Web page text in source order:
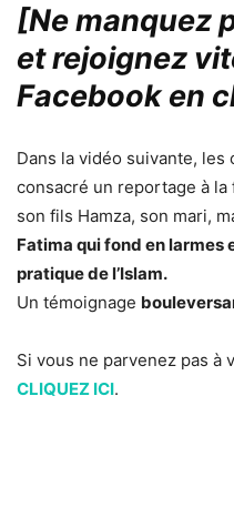
[Ne manquez
et rejoignez
Facebook en
Dans la vidéo suivante, les
consacré un reportage à
son fils Hamza, son mari,
Fatima qui fond en larmes
pratique de l’Islam.
Un témoignage
Si vous ne parvenez pas à
CLIQUEZ ICI.